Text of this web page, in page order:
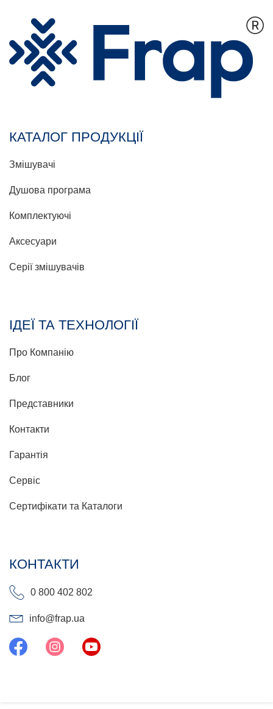
КАТАЛОГ ПРОДУКЦІЇ
Змішувачі
Душова програма
Комплектуючі
Аксесуари
Серії змішувачів
ІДЕЇ ТА ТЕХНОЛОГІЇ
Про Компанію
Блог
Представники
Контакти
Гарантія
Сервіс
Сертифікати та Каталоги
КОНТАКТИ
0 800 402 802
info@frap.ua